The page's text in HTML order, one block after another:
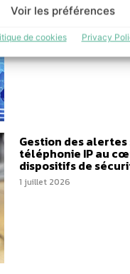
Voir les préférences
de cookies Privacy
peuvent-elles
Shadow AI ?
6 juillet 2026
Gestion des alertes
téléphonie IP au
dispositifs de
1 juillet 2026